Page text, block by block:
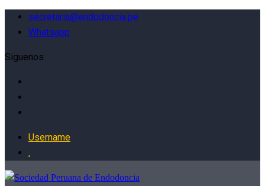
secretaria@endodoncia.pe
Whatsapp
Siguenos
Username
.